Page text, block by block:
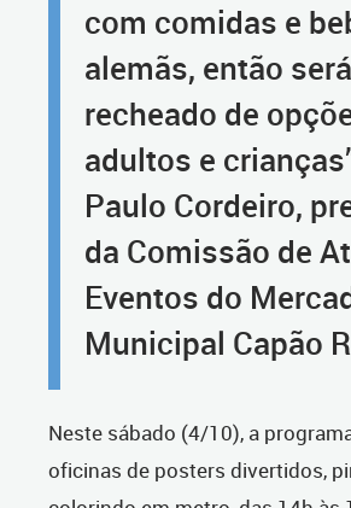
com comidas e
alemãs, então
recheado de
adultos e
Paulo Cordeiro,
da Comissão de
Eventos do
Municipal Capão
Neste sábado (4/10), a
oficinas de posters divertidos,